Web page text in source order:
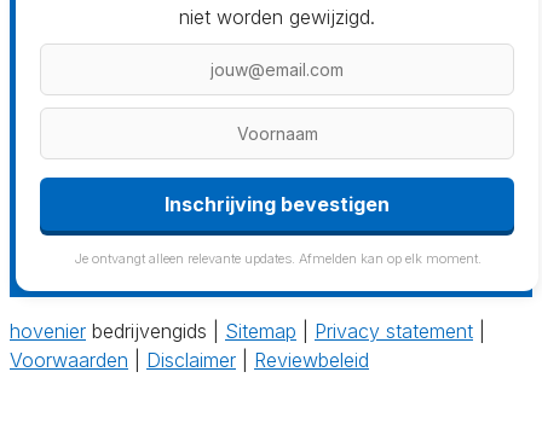
niet worden gewijzigd.
Inschrijving bevestigen
Je ontvangt alleen relevante updates. Afmelden kan op elk moment.
hovenier bedrijvengids | Sitemap Privacy statement
Voorwaarden
Disclaimer Reviewbeleid